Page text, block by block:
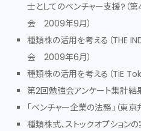
士としてのベンチャー支援?（
会 2009年9月）
種類株の活用を考える（THE
会 2009年6月）
種類株の活用を考える（TiE
第2回勉強会アンケート集計結
「ベンチャー企業の法務」（東
種類株式、ストックオプション